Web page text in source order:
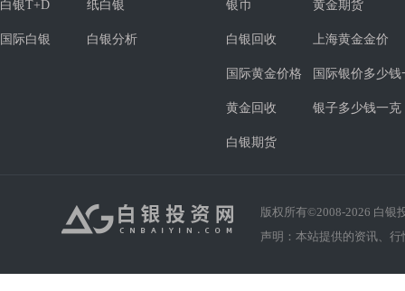
白银T+D 纸白银
国际白银 白银分析
银币 黄金期货
白银回收 上海黄金金价
国际黄金价格 国际银价多少钱
黄金回收 银子多少钱一克
白银期货
版权所有©2008-2026 白银
声明：本站提供的资讯、